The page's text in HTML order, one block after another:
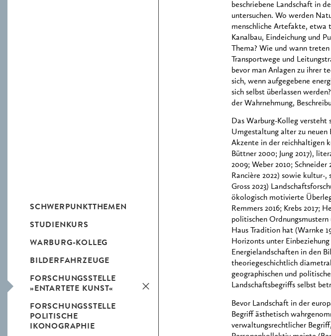
SCHWERPUNKTTHEMEN
STUDIENKURS
WARBURG-KOLLEG
BILDERFAHRZEUGE
FORSCHUNGSSTELLE
»ENTARTETE KUNST«
FORSCHUNGSSTELLE
POLITISCHE
IKONOGRAPHIE
beschriebene Landschaft in
untersuchen. Wo werden
menschliche Artefakte, etwa
Kanalbau, Eindeichung und
Thema? Wie und wann
Transportwege und
bevor man Anlagen zu ihrer
sich, wenn aufgegebene
sich selbst überlassen
der Wahrnehmung,
Das Warburg-Kolleg versteht
Umgestaltung alter zu neuen
Akzente in der reichhaltigen
Büttner 2000; Jung 2017),
2009; Weber 2010; Schneider
Rancière 2022) sowie kultur-,
Gross 2023)
ökologisch motivierte
Remmers 2016; Krebs 2017;
politischen
Haus Tradition hat (Warnke
Horizonts unter
Energielandschaften in den
theoriegeschichtlich
geographischen und
Landschaftsbegriffs selbst
Bevor Landschaft in der
Begriff ästhetisch
verwaltungsrechtlicher